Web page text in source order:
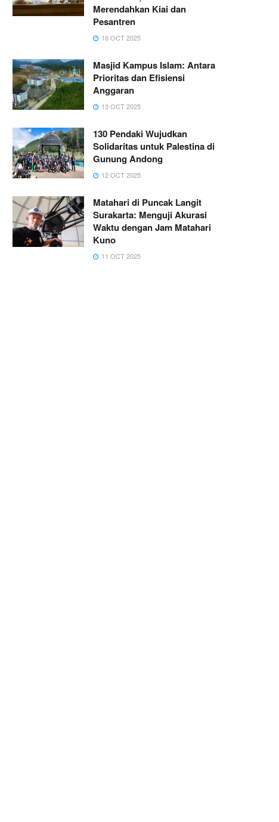
Merendahkan Kiai dan
Pesantren
16 OCT 2025
Masjid Kampus Islam: Antara
Prioritas dan Efisiensi
Anggaran
13 OCT 2025
130 Pendaki Wujudkan
Solidaritas untuk Palestina di
Gunung Andong
12 OCT 2025
Matahari di Puncak Langit
Surakarta: Menguji Akurasi
Waktu dengan Jam Matahari
Kuno
11 OCT 2025